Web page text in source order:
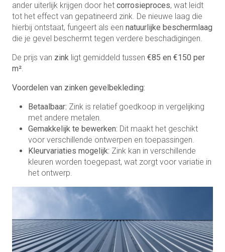
ander uiterlijk krijgen door het corrosieproces, wat leidt
tot het effect van gepatineerd zink. De nieuwe laag die
hierbij ontstaat, fungeert als een natuurlijke beschermlaag
die je gevel beschermt tegen verdere beschadigingen.
De prijs van zink ligt gemiddeld tussen €85 en €150 per
m².
Voordelen van zinken gevelbekleding:
Betaalbaar: Zink is relatief goedkoop in vergelijking
met andere metalen.
Gemakkelijk te bewerken: Dit maakt het geschikt
voor verschillende ontwerpen en toepassingen.
Kleurvariaties mogelijk: Zink kan in verschillende
kleuren worden toegepast, wat zorgt voor variatie in
het ontwerp.